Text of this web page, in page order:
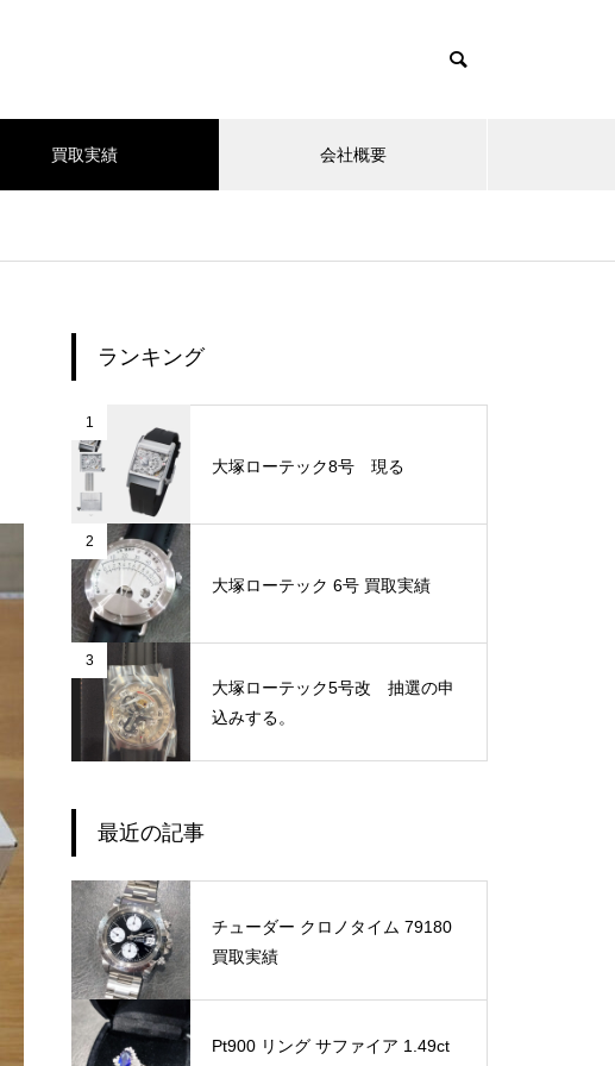
買取実績 会社概要
ランキング
1
大塚ローテック8号 現る
2
大塚ローテック 6号 買取実績
3
大塚ローテック5号改 抽選の申
込みする。
最近の記事
チューダー クロノタイム 79180
買取実績
Pt900 リング サファイア 1.49ct